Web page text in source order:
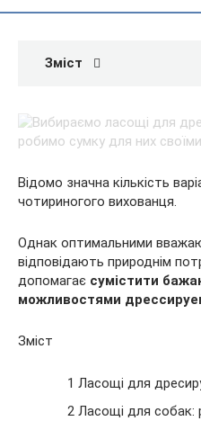
Зміст
Відомо значна кількість
чотириногого вихованця.
Однак оптимальними
відповідають природнім
допомагає сумістити
можливостями
Зміст
1 Ласощі для
2 Ласощі для собак: